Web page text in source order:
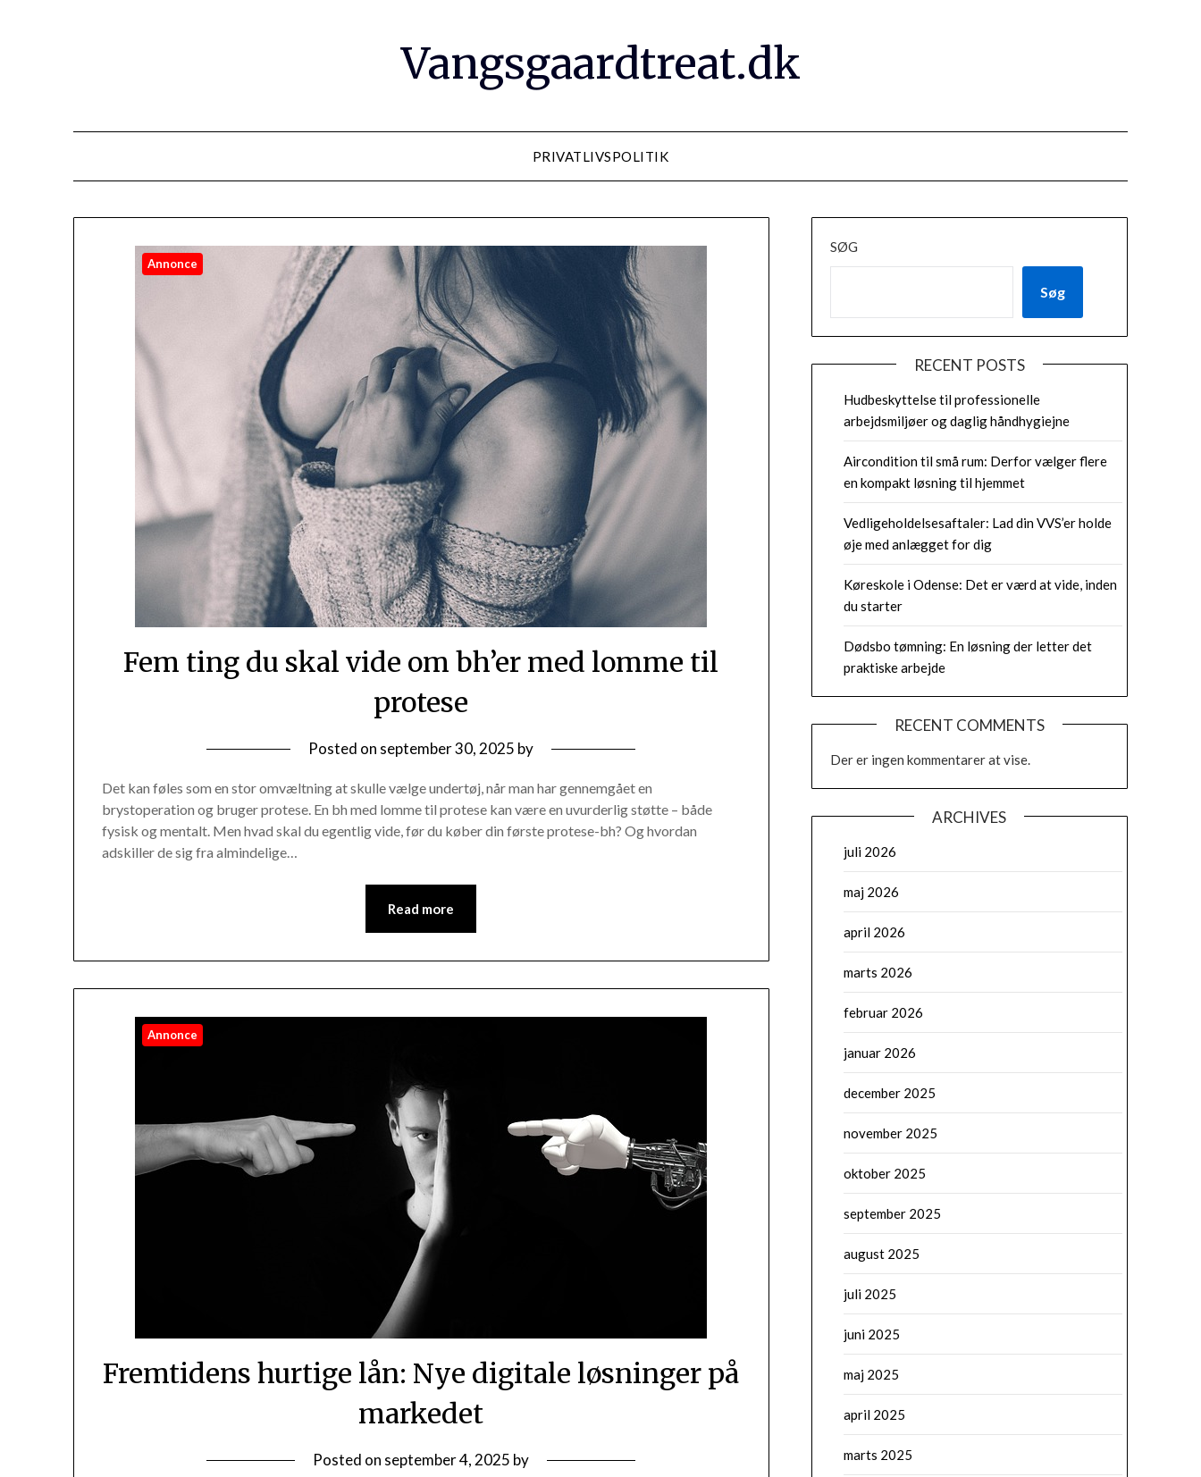
Vangsgaardtreat.dk
PRIVATLIVSPOLITIK
Annonce
Fem ting du skal vide om bh’er med lomme til
protese
Posted on september 30, 2025 by
Det kan føles som en stor omvæltning at skulle vælge undertøj, når man har gennemgået en
brystoperation og bruger protese. En bh med lomme til protese kan være en uvurderlig støtte – både
fysisk og mentalt. Men hvad skal du egentlig vide, før du køber din første protese-bh? Og hvordan
adskiller de sig fra almindelige…
Read more
Annonce
Fremtidens hurtige lån: Nye digitale løsninger på
markedet
Posted on september 4, 2025 by
SØG
Søg
RECENT POSTS
Hudbeskyttelse til professionelle
arbejdsmiljøer og daglig håndhygiejne
Aircondition til små rum: Derfor vælger flere
en kompakt løsning til hjemmet
Vedligeholdelsesaftaler: Lad din VVS’er holde
øje med anlægget for dig
Køreskole i Odense: Det er værd at vide, inden
du starter
Dødsbo tømning: En løsning der letter det
praktiske arbejde
RECENT COMMENTS
Der er ingen kommentarer at vise.
ARCHIVES
juli 2026
maj 2026
april 2026
marts 2026
februar 2026
januar 2026
december 2025
november 2025
oktober 2025
september 2025
august 2025
juli 2025
juni 2025
maj 2025
april 2025
marts 2025